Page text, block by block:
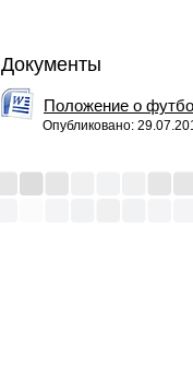
Документы
Положение о
Опубликовано: